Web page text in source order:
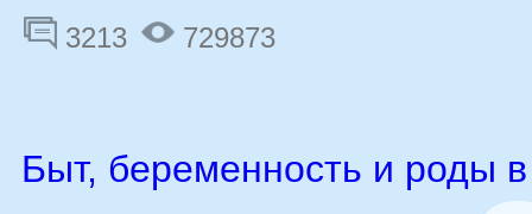
3213
729873
Быт, беременность и роды